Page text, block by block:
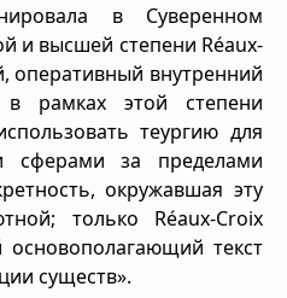
в Суверенном
и высшей степени Réaux-
оперативный внутренний
рамках этой степени
теургию для
сферами за пределами
окружавшая эту
только Réaux-Croix
основополагающий текст
существ».